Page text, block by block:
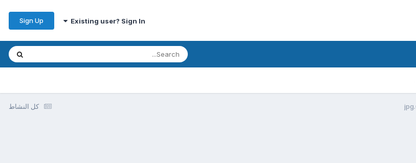
Existing user? Sign In
Sign Up
كل النشاط